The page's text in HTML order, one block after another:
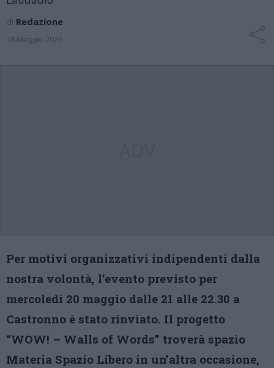
di Redazione
18 Maggio 2026
Per motivi organizzativi indipendenti dalla
nostra volontà, l’evento previsto per
mercoledì 20 maggio dalle 21 alle 22.30 a
Castronno è stato rinviato. Il progetto
“WOW! – Walls of Words” troverà spazio
Materia Spazio Libero in un’altra occasione,